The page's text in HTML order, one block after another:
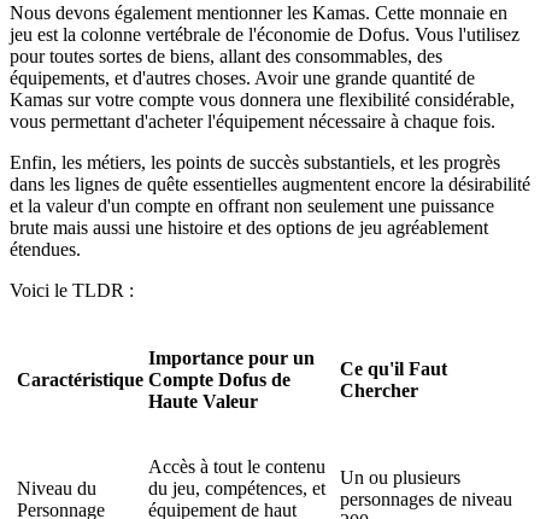
Nous devons également mentionner les Kamas. Cette monnaie en
jeu est la colonne vertébrale de l'économie de Dofus. Vous l'utilisez
pour toutes sortes de biens, allant des consommables, des
équipements, et d'autres choses. Avoir une grande quantité de
Kamas sur votre compte vous donnera une flexibilité considérable,
vous permettant d'acheter l'équipement nécessaire à chaque fois.
Enfin, les métiers, les points de succès substantiels, et les progrès
dans les lignes de quête essentielles augmentent encore la désirabilité
et la valeur d'un compte en offrant non seulement une puissance
brute mais aussi une histoire et des options de jeu agréablement
étendues.
Voici le TLDR :
Caractéristique
Importance pour un
Compte Dofus de
Haute Valeur
Ce qu'il Faut
Chercher
Niveau du
Personnage
Accès à tout le contenu
du jeu, compétences, et
équipement de haut
Un ou plusieurs
personnages de niveau